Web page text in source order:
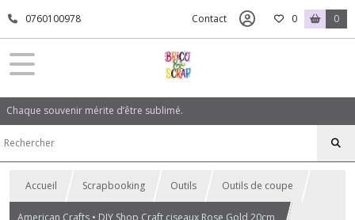
0760100978 Contact 0 0
Chaque souvenir mérite d’être sublimé.
Accueil Scrapbooking Outils Outils de coupe
American Crafts • DIY Shop Craft ciseaux Rose Gold 20cm